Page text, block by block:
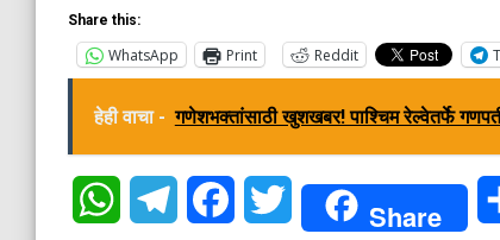
Share this:
WhatsApp Print Reddit
हेही वाचा - गणेशभक्तांसाठी खुशखबर! पाश्चिम रेल्वेतर्फे
WhatsAppTelegramFacebookTwitter Share